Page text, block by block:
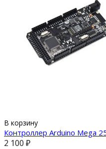
В корзину
Контроллер Arduino Mega
2 100 ₽